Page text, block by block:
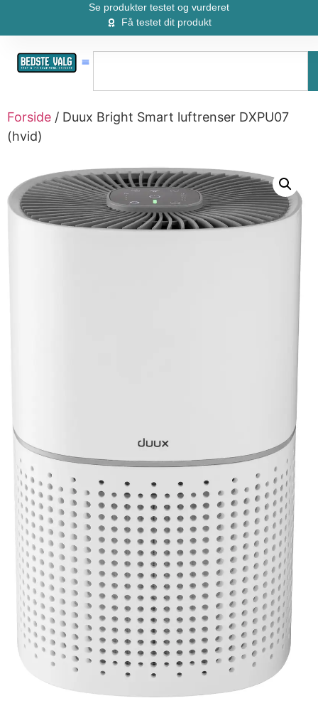
Se produkter testet og vurderet
Få testet dit produkt
Forside / Duux Bright Smart luftrenser DXPU07
(hvid)